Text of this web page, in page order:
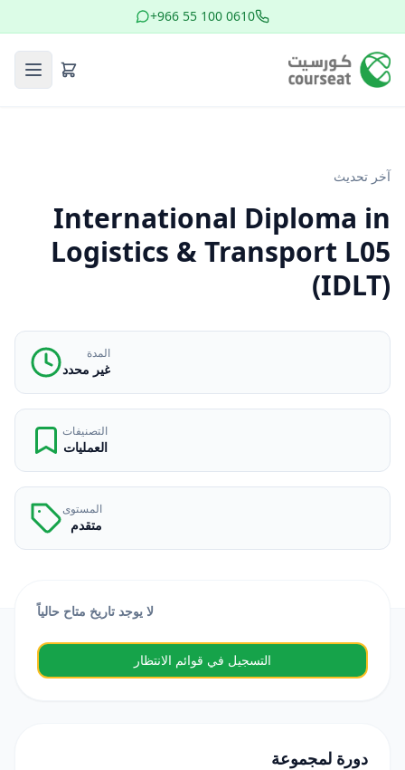
+966 55 100 0610
آخر تحديث
International Diploma in
Logistics & Transport L05
(IDLT)
المدة
غير محدد
التصنيفات
العمليات
المستوى
متقدم
لا يوجد تاريخ متاح حالياً
التسجيل في قوائم الانتظار
دورة لمجموعة